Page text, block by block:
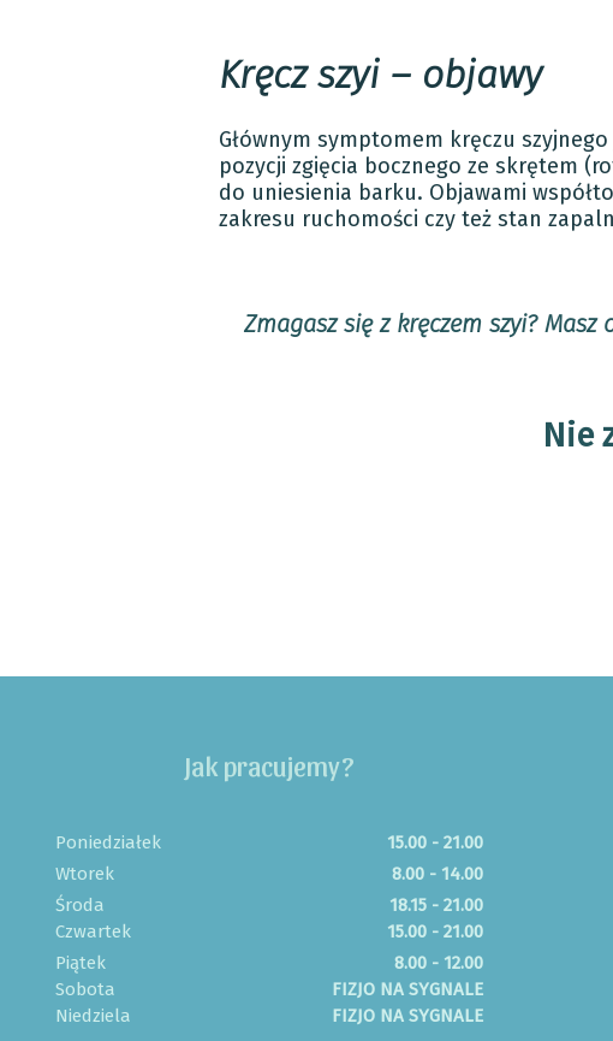
Kręcz szyi – objawy
Głównym symptomem kręczu
pozycji zgięcia bocznego ze skrętem
do uniesienia barku. Objawami
zakresu ruchomości czy też stan
Zmagasz się z kręczem szyi?
Nie
Jak pracujemy?
Poniedziałek
15.00 - 21.00
Wtorek
8.00 - 14.00
Środa
18.15 - 21.00
Czwartek
15.00 - 21.00
Piątek
8.00 - 12.00
Sobota
FIZJO NA SYGNALE
Niedziela
FIZJO NA SYGNALE